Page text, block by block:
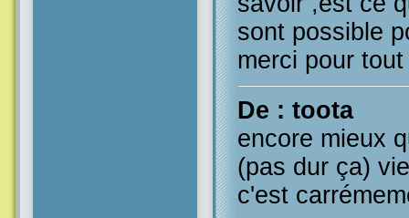
sont possible
merci pour tout
De : toota
encore mieux
(pas dur ça)
c'est